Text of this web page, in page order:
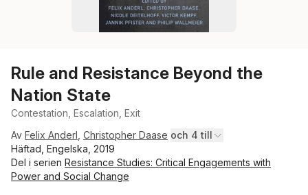
Rule and Resistance Beyond the
Nation State
Contestation, Escalation, Exit
Av Felix Anderl Christopher Daase och 4 till
Häftad, Engelska, 2019
Del i serien Resistance Studies: Critical Engagements with
Power and Social Change